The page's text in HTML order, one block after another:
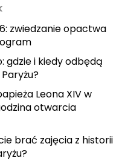
zwiedzanie opactwa
gdzie i kiedy odbędą
Leona XIV w
otwarcia
brać zajęcia z historii